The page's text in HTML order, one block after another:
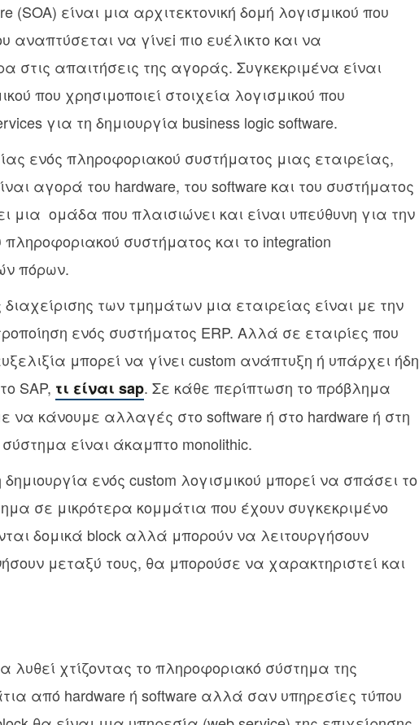
(SOA) είναι μια αρχιτεκτονική δομή λογισμικού που
αναπτύσεται να γίνεi πιο ευέλικτο και να
στις απαιτήσεις της αγοράς. Συγκεκριμένα είναι
που χρησιμοποιεί στοιχεία λογισμικού που
για τη δημιουργία business logic software.
ενός πληροφοριακού συστήματος μιας εταιρείας,
αγορά του hardware, του software και του συστήματος
μια ομάδα που πλαισιώνει και είναι υπεύθυνη για την
συστήματος και το integration
πόρων.
των τμημάτων μια εταιρείας είναι με την
ενός συστήματος ERP. Αλλά σε εταιρίες που
μπορεί να γίνει custom ανάπτυξη ή υπάρχει ήδη
SAP, τι είναι sap. Σε κάθε περίπτωση το πρόβλημα
να κάνουμε αλλαγές στο software ή στο hardware ή στη
είναι άκαμπτο monolithic.
ενός custom λογισμικού μπορεί να σπάσει το
σε μικρότερα κομμάτια που έχουν συγκεκριμένο
δομικά block αλλά μπορούν να λειτουργήσουν
μεταξύ τους, θα μπορούσε να χαρακτηριστεί και
λυθεί χτίζοντας το πληροφοριακό σύστημα της
από hardware ή software αλλά σαν υπηρεσίες τύπου